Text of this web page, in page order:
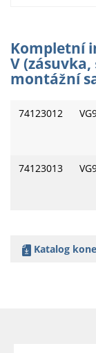
Kompletní
V
montážní
74123012
74123013
Katalog